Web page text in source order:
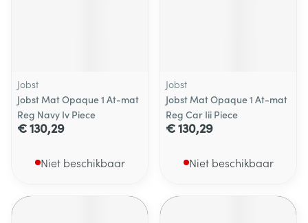
Jobst
Jobst Mat Opaque 1 At-mat
Reg Navy Iv Piece
€ 130,29
Niet beschikbaar
Jobst
Jobst Mat Opaque 1 At-mat
Reg Car Iii Piece
€ 130,29
Niet beschikbaar